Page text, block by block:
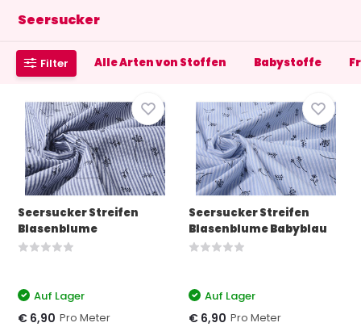
Seersucker
Filter Alle Arten von Stoffen Babystoffe
Seersucker Streifen
Blasenblume
Auf Lager
€ 6,90 Pro Meter
Seersucker Streifen
Blasenblume Babyblau
Auf Lager
€ 6,90 Pro Meter